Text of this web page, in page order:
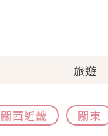
旅遊
關西近畿 關東